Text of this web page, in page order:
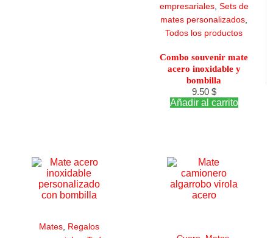
empresariales, Sets de
mates personalizados
Todos los productos
Combo souvenir mate
acero inoxidable y
bombilla
9.50 $
Añadir al carrito
Mates, Regalos